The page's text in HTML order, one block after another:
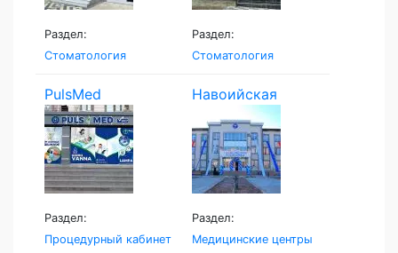
Раздел:
Стоматология
Раздел:
Стоматология
PulsMed
Раздел:
Процедурный кабинет
Навоийская
Семейная...
Раздел:
Медицинские центры